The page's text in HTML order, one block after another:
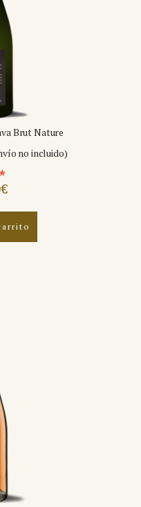
Brut Nature
no incluido)
€